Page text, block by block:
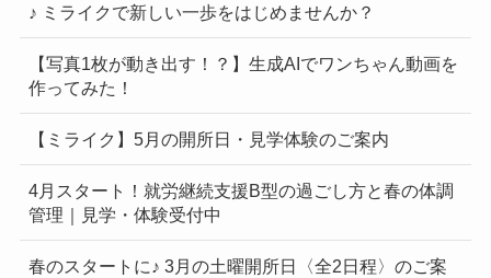
♪ ミライクで新しい一歩をはじめませんか？
【写真1枚が動き出す！？】生成AIでワンちゃん動画を
作ってみた！
【ミライク】5月の開所日・見学体験のご案内
4月スタート！就労継続支援B型の過ごし方と春の体調
管理｜見学・体験受付中
春のスタートに♪ 3月の土曜開所日〈全2日程〉のご案